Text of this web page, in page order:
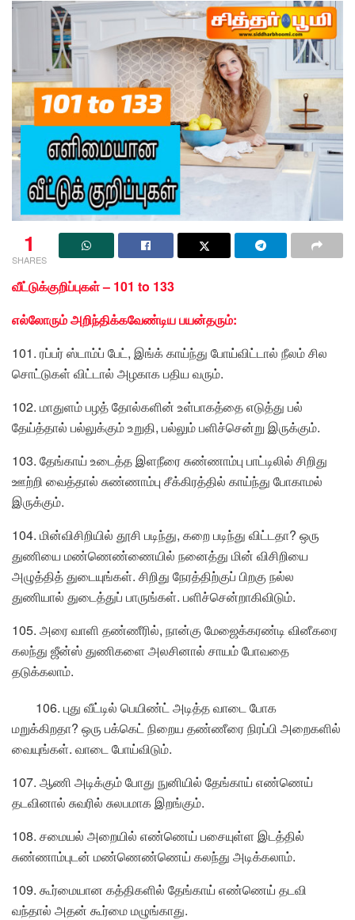
1
SHARES
வீட்டுக்குறிப்புகள் – 101 to 133
எல்லோரும் அறிந்திக்கவேண்டிய பயன்தரும்:
101. ரப்பர் ஸ்டாம்ப் பேட், இங்க் காய்ந்து போய்விட்டால் நீலம் சில
சொட்டுகள் விட்டால் அழகாக பதிய வரும்.
102. மாதுளம் பழத் தோல்களின் உள்பாகத்தை எடுத்து பல்
தேய்த்தால் பல்லுக்கும் உறுதி, பல்லும் பளிச்சென்று இருக்கும்.
103. தேங்காய் உடைத்த இளநீரை சுண்ணாம்பு பாட்டிலில் சிறிது
ஊற்றி வைத்தால் சுண்ணாம்பு சீக்கிரத்தில் காய்ந்து போகாமல்
இருக்கும்.
104. மின்விசிறியில் தூசி படிந்து, கறை படிந்து விட்டதா? ஒரு
துணியை மண்ணெண்ணையில் நனைத்து மின் விசிறியை
அழுத்தித் துடையுங்கள். சிறிது நேரத்திற்குப் பிறகு நல்ல
துணியால் துடைத்துப் பாருங்கள். பளிச்சென்றாகிவிடும்.
105. அரை வாளி தண்ணீரில், நான்கு மேஜைக்கரண்டி வினீகரை
கலந்து ஜீன்ஸ் துணிகளை அலசினால் சாயம் போவதை
தடுக்கலாம்.
106. புது வீட்டில் பெயிண்ட் அடித்த வாடை போக
மறுக்கிறதா? ஒரு பக்கெட் நிறைய தண்ணீரை நிரப்பி அறைகளில்
வையுங்கள். வாடை போய்விடும்.
107. ஆணி அடிக்கும் போது நுனியில் தேங்காய் எண்ணெய்
தடவினால் சுவரில் சுலபமாக இறங்கும்.
108. சமையல் அறையில் எண்ணெய் பசையுள்ள இடத்தில்
சுண்ணாம்புடன் மண்ணெண்ணெய் கலந்து அடிக்கலாம்.
109. கூர்மையான கத்திகளில் தேங்காய் எண்ணெய் தடவி
வந்தால் அதன் கூர்மை மழுங்காது.